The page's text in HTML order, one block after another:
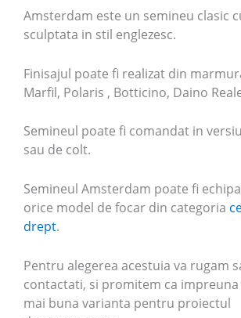
Amsterdam este un semineu clasic
sculptata in stil englezesc.
Finisajul poate fi realizat din
Marfil, Polaris , Botticino, Daino
Semineul poate fi comandat in
sau de colt.
Semineul Amsterdam poate fi
orice model de focar din categoria
drept.
Pentru alegerea acestuia va rugam
contactati, si promitem ca impreuna
mai buna varianta pentru proiectul